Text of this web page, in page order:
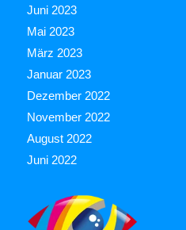
Juni 2023
Mai 2023
März 2023
Januar 2023
Dezember 2022
November 2022
August 2022
Juni 2022